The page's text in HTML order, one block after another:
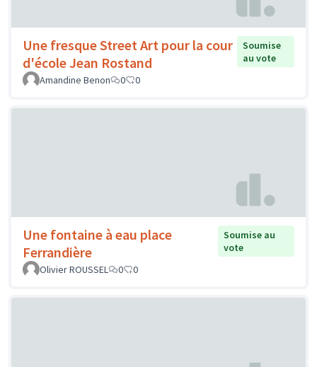
Une fresque Street Art pour la cour
d'école Jean Rostand
Soumise
au vote
Amandine Benon
0 0
Une fontaine à eau place
Ferrandière
Soumise au
vote
Olivier ROUSSEL
0 0